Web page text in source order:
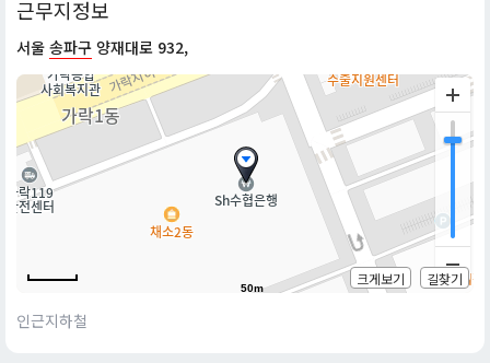
근무지정보
서울 송파구 양재대로 932,
50m
크게보기 길찾기
인근지하철